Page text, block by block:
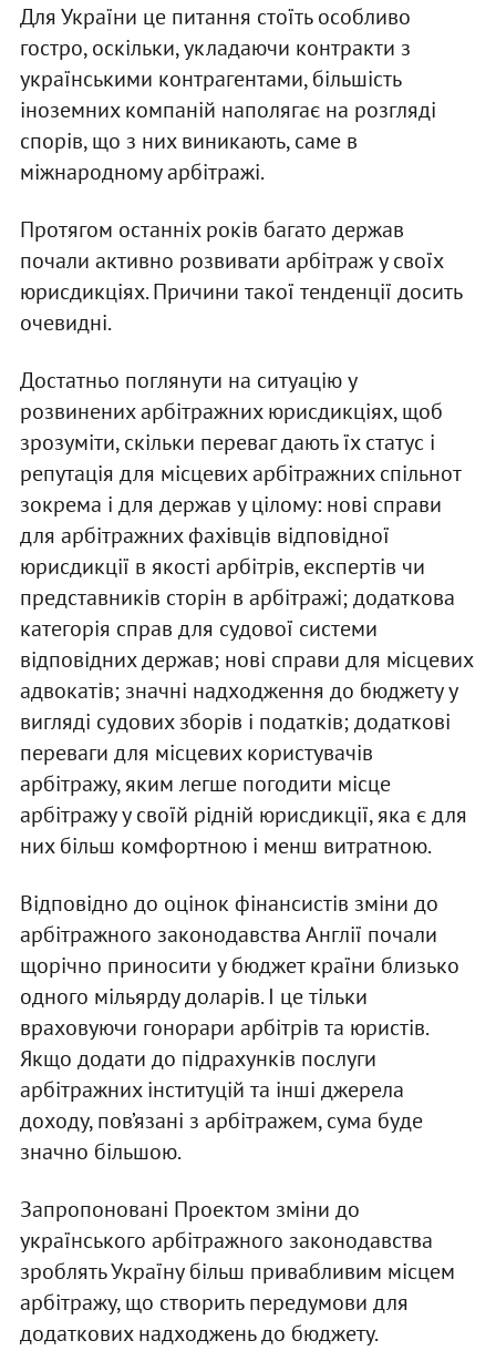
Для України це питання стоїть особливо
гостро, оскільки, укладаючи контракти з
українськими контрагентами, більшість
іноземних компаній наполягає на розгляді
спорів, що з них виникають, саме в
міжнародному арбітражі.
Протягом останніх років багато держав
почали активно розвивати арбітраж у своїх
юрисдикціях. Причини такої тенденції досить
очевидні.
Достатньо поглянути на ситуацію у
розвинених арбітражних юрисдикціях, щоб
зрозуміти, скільки переваг дають їх статус і
репутація для місцевих арбітражних спільнот
зокрема і для держав у цілому: нові справи
для арбітражних фахівців відповідної
юрисдикції в якості арбітрів, експертів чи
представників сторін в арбітражі; додаткова
категорія справ для судової системи
відповідних держав; нові справи для місцевих
адвокатів; значні надходження до бюджету у
вигляді судових зборів і податків; додаткові
переваги для місцевих користувачів
арбітражу, яким легше погодити місце
арбітражу у своїй рідній юрисдикції, яка є для
них більш комфортною і менш витратною.
Відповідно до оцінок фінансистів зміни до
арбітражного законодавства Англії почали
щорічно приносити у бюджет країни близько
одного мільярду доларів. І це тільки
враховуючи гонорари арбітрів та юристів.
Якщо додати до підрахунків послуги
арбітражних інституцій та інші джерела
доходу, пов’язані з арбітражем, сума буде
значно більшою.
Запропоновані Проектом зміни до
українського арбітражного законодавства
зроблять Україну більш привабливим місцем
арбітражу, що створить передумови для
додаткових надходжень до бюджету.